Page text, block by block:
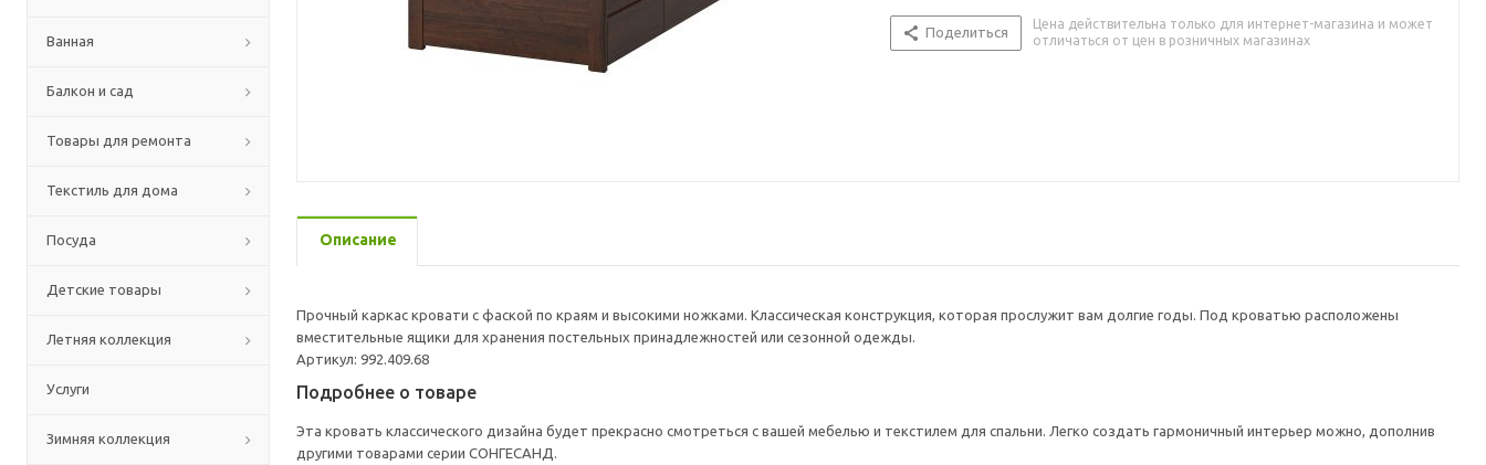
Ванная
Балкон и сад
Товары для ремонта
Текстиль для дома
Посуда
Детские товары
Летняя коллекция
Услуги
Зимняя коллекция
Поделиться
Цена действительна только для интернет-магазина и может
отличаться от цен в розничных магазинах
Описание
Прочный каркас кровати с фаской по краям и высокими ножками. Классическая конструкция, которая прослужит вам долгие годы. Под кроватью расположены
вместительные ящики для хранения постельных принадлежностей или сезонной одежды.
Артикул: 992.409.68
Подробнее о товаре
Эта кровать классического дизайна будет прекрасно смотреться с вашей мебелью и текстилем для спальни. Легко создать гармоничный интерьер можно, дополнив
другими товарами серии СОНГЕСАНД.